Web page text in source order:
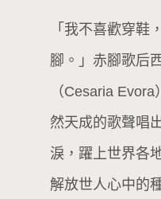
「我不喜歡穿鞋
腳。」赤腳歌后
（Cesaria
然天成的歌聲唱
淚，躍上世界各
解放世人心中的